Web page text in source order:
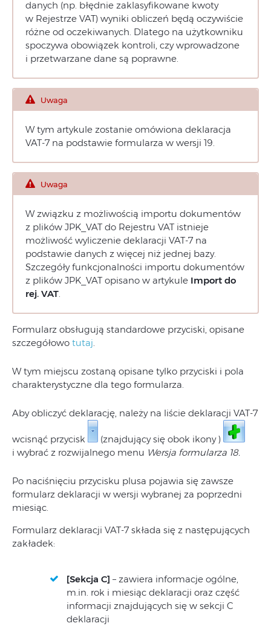
danych (np. błędnie zaklasyfikowane kwoty
w Rejestrze VAT) wyniki obliczeń będą oczywiście
różne od oczekiwanych. Dlatego na użytkowniku
spoczywa obowiązek kontroli, czy wprowadzone
i przetwarzane dane są poprawne.
Uwaga
W tym artykule zostanie omówiona deklaracja
VAT-7 na podstawie formularza w wersji 19.
Uwaga
W związku z możliwością importu dokumentów
z plików JPK_VAT do Rejestru VAT istnieje
możliwość wyliczenie deklaracji VAT-7 na
podstawie danych z więcej niż jednej bazy.
Szczegóły funkcjonalności importu dokumentów
z plików JPK_VAT opisano w artykule Import do
rej. VAT.
Formularz obsługują standardowe przyciski, opisane
szczegółowo tutaj.
W tym miejscu zostaną opisane tylko przyciski i pola
charakterystyczne dla tego formularza.
Aby obliczyć deklarację, należy na liście deklaracji VAT-7
wcisnąć przycisk
(znajdujący się obok ikony )
i wybrać z rozwijalnego menu Wersja formularza 18.
Po naciśnięciu przycisku plusa pojawia się zawsze
formularz deklaracji w wersji wybranej za poprzedni
miesiąc.
Formularz deklaracji VAT-7 składa się z następujących
zakładek:
[Sekcja C] – zawiera informacje ogólne,
m.in. rok i miesiąc deklaracji oraz część
informacji znajdujących się w sekcji C
deklaracji